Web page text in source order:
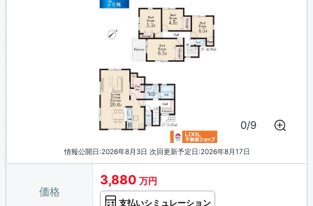
0/9
情報公開日:2026年8月3日 次回更新予定日:2026年8月17日
価格
3,880 万円
支払いシミュレーション